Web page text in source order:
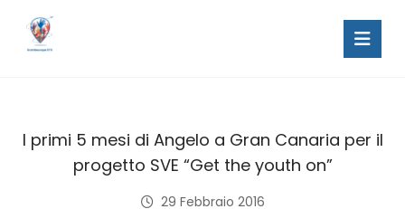
I primi 5 mesi di Angelo a Gran Canaria per il
progetto SVE “Get the youth on”
29 Febbraio 2016